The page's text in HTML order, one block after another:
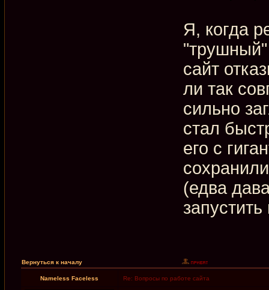
Я, когда
сайт
ли так
сильно
стал
его с
(едва
Вернуться к началу
Nameless Faceless Re: Вопросы по работе сайта